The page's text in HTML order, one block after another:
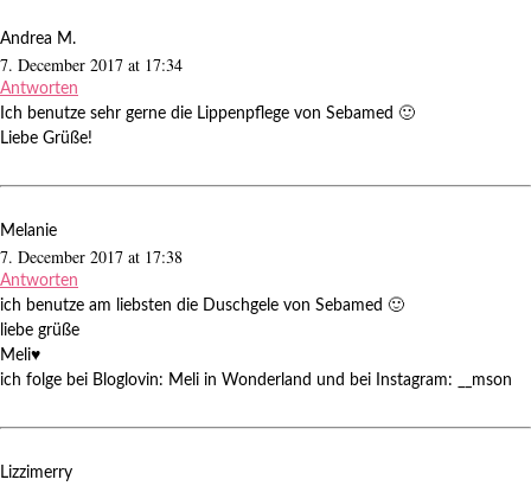
Andrea M.
7. December 2017 at 17:34
Antworten
Ich benutze sehr gerne die Lippenpflege von Sebamed 🙂
Liebe Grüße!
Melanie
7. December 2017 at 17:38
Antworten
ich benutze am liebsten die Duschgele von Sebamed 🙂
liebe grüße
Meli♥
ich folge bei Bloglovin: Meli in Wonderland und bei Instagram: __mson
Lizzimerry